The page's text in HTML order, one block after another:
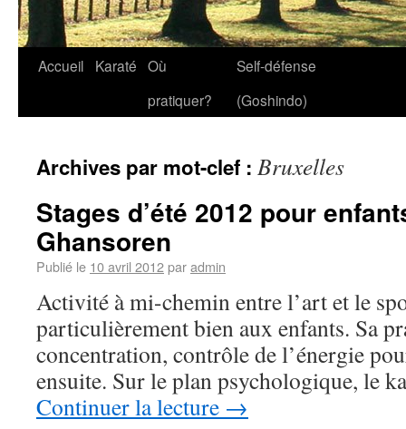
Accueil Karaté Où
pratiquer?
Self-défense
(Goshindo)
Archives par mot-clef : Bruxelles
Stages d’été 2012 pour
Ghansoren
Publié le 10 avril 2012paradmin
Activité à mi-chemin entre l’art et le
particulièrement bien aux enfants. Sa
concentration, contrôle de l’énergie
ensuite. Sur le plan psychologique, le
Continuer la lecture →